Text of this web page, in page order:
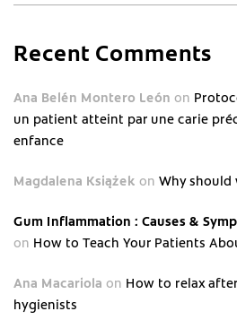
Recent Comments
Ana Belén Montero León on
un patient atteint par une carie
enfance
Magdalena Książek on Why should
Gum Inflammation : Causes &
on How to Teach Your Patients
Ana Macariola on How to relax
hygienists